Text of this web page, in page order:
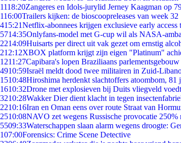
1118:20Zangeres en Idols-jurylid Jerney Kaagman op
116:00Trailers kijken: de bioscoopreleases van week 32
415:21Netflix-abonnees krijgen exclusieve early
5714:35Onlyfans-model met G-cup wil als NASA-
2214:09Huisarts per direct uit vak gezet om ernstig
212:12XBOX platform krijgt zijn eigen "Platinum"
1211:27Capibara's lopen Braziliaans
4910:59Israël meldt dood twee militairen in Zuid-
1510:48Hiroshima herdenkt slachtoffers atoombom, 81
1610:32Drone met explosieven bij Duits vliegveld
3210:28Wakker Dier dient klacht in tegen
2210:16Iran en Oman eens over route Straat van
2510:08NAVO zet wegens Russische provocatie 250%
5509:33Waterschappen slaan alarm wegens droogte:
107:00Forensics: Crime Scene Detective